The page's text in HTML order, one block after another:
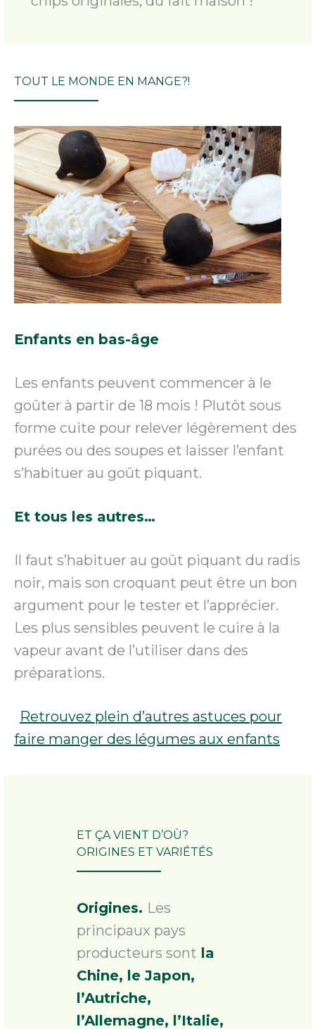
TOUT LE MONDE EN MANGE?!
Enfants en bas-âge
Les enfants peuvent commencer à le
goûter à partir de 18 mois ! Plutôt sous
forme cuite pour relever légèrement des
purées ou des soupes et laisser l’enfant
s’habituer au goût piquant.
Et tous les autres…
Il faut s’habituer au goût piquant du radis
noir, mais son croquant peut être un bon
argument pour le tester et l’apprécier.
Les plus sensibles peuvent le cuire à la
vapeur avant de l’utiliser dans des
préparations.
Retrouvez plein d’autres astuces pour
faire manger des légumes aux enfants
ET ÇA VIENT D’OÙ?
ORIGINES ET VARIÉTÉS
Origines. Les
principaux pays
producteurs sont la
Chine, le Japon,
l’Autriche,
l’Allemagne, l’Italie,